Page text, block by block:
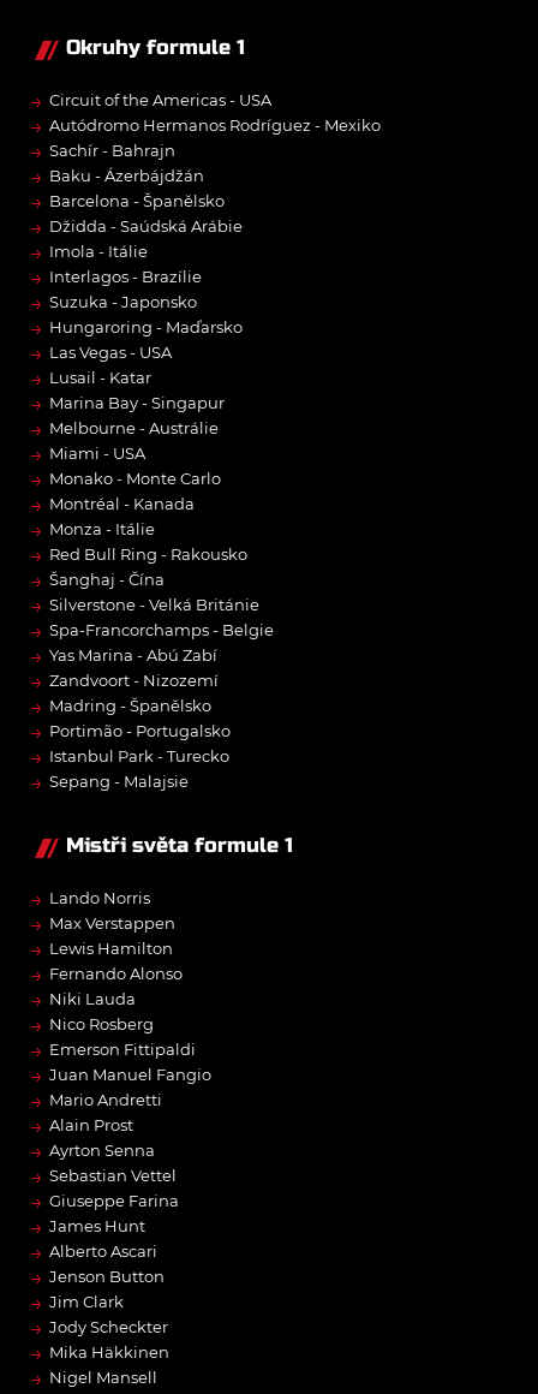
Okruhy formule 1
→ Circuit of the Americas - USA
→ Autódromo Hermanos Rodríguez - Mexiko
→ Sachír - Bahrajn
→ Baku - Ázerbájdžán
→ Barcelona - Španělsko
→ Džidda - Saúdská Arábie
→ Imola - Itálie
→ Interlagos - Brazílie
→ Suzuka - Japonsko
→ Hungaroring - Maďarsko
→ Las Vegas - USA
→ Lusail - Katar
→ Marina Bay - Singapur
→ Melbourne - Austrálie
→ Miami - USA
→ Monako - Monte Carlo
→ Montréal - Kanada
→ Monza - Itálie
→ Red Bull Ring - Rakousko
→ Šanghaj - Čína
→ Silverstone - Velká Británie
→ Spa-Francorchamps - Belgie
→ Yas Marina - Abú Zabí
→ Zandvoort - Nizozemí
→ Madring - Španělsko
→ Portimão - Portugalsko
→ Istanbul Park - Turecko
→ Sepang - Malajsie
Mistři světa formule 1
→ Lando Norris
→ Max Verstappen
→ Lewis Hamilton
→ Fernando Alonso
→ Niki Lauda
→ Nico Rosberg
→ Emerson Fittipaldi
→ Juan Manuel Fangio
→ Mario Andretti
→ Alain Prost
→ Ayrton Senna
→ Sebastian Vettel
→ Giuseppe Farina
→ James Hunt
→ Alberto Ascari
→ Jenson Button
→ Jim Clark
→ Jody Scheckter
→ Mika Häkkinen
→ Nigel Mansell